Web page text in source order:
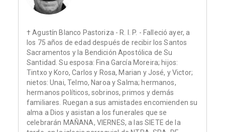
† Agustín Blanco Pastoriza - R. I. P. - Falleció ayer, a
los 75 años de edad después de recibir los Santos
Sacramentos y la Bendición Apostólica de Su
Santidad. Su esposa: Fina García Moreira; hijos:
Tintxo y Koro, Carlos y Rosa, Marian y José, y Victor;
nietos: Unai, Telmo, Naroa y Salma; hermanos,
hermanos políticos, sobrinos, primos y demás
familiares. Ruegan a sus amistades encomienden su
alma a Dios y asistan a los funerales que se
celebrarán MAÑANA, VIERNES, a las SIETE de la